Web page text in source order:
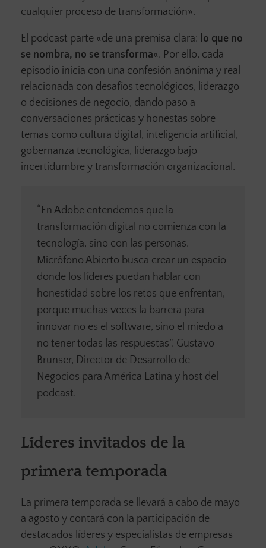
cualquier proceso de transformación».
El podcast parte «de una premisa clara: lo que no
se nombra, no se transforma«. Por ello, cada
episodio inicia con una confesión anónima y real
relacionada con desafíos tecnológicos, liderazgo
o decisiones de negocio, dando paso a
conversaciones prácticas y honestas sobre
temas como cultura digital, inteligencia artificial,
gobernanza tecnológica, liderazgo bajo
incertidumbre y transformación organizacional.
“En Adobe entendemos que la
transformación digital no comienza con la
tecnología, sino con las personas.
Micrófono Abierto busca crear un espacio
donde los líderes puedan hablar con
honestidad sobre los retos que enfrentan,
porque muchas veces la barrera para
innovar no es el software, sino el miedo a
no tener todas las respuestas”. Gustavo
Brunser, Director de Desarrollo de
Negocios para América Latina y host del
podcast.
Líderes invitados de la
primera temporada
La primera temporada se llevará a cabo de mayo
a agosto y contará con la participación de
destacados líderes y especialistas de empresas